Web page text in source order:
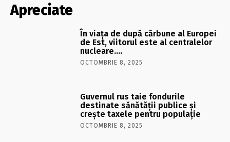
Apreciate
În viaţa de după cărbune al Europei
de Est, viitorul este al centralelor
nucleare….
OCTOMBRIE 8, 2025
Guvernul rus taie fondurile
destinate sănătății publice și
crește taxele pentru populație
OCTOMBRIE 8, 2025